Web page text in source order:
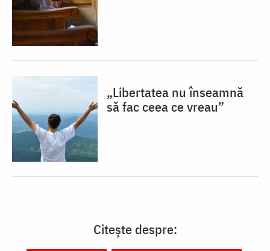
„Libertatea nu înseamnă
să fac ceea ce vreau”
Citește despre: